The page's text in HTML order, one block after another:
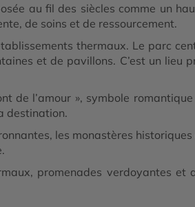
au fil des siècles comme un
de soins et de ressourcement.
thermaux. Le parc
et de pavillons. C’est un lieu
de l’amour », symbole
destination.
les monastères
promenades verdoyantes et